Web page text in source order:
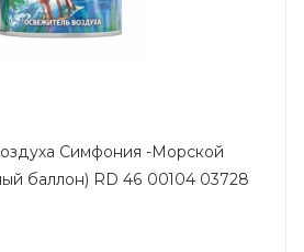
Симфония -Морской
баллон) RD 46 00104 03728